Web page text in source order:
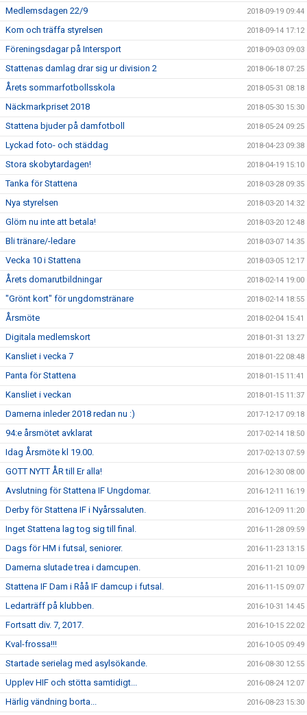
Medlemsdagen 22/9 2018-09-19 09:44
Kom och träffa styrelsen 2018-09-14 17:12
Föreningsdagar på Intersport 2018-09-03 09:03
Stattenas damlag drar sig ur division 2 2018-06-18 07:25
Årets sommarfotbollsskola 2018-05-31 08:18
Näckmarkpriset 2018 2018-05-30 15:30
Stattena bjuder på damfotboll 2018-05-24 09:25
Lyckad foto- och städdag 2018-04-23 09:38
Stora skobytardagen! 2018-04-19 15:10
Tanka för Stattena 2018-03-28 09:35
Nya styrelsen 2018-03-20 14:32
Glöm nu inte att betala! 2018-03-20 12:48
Bli tränare/-ledare 2018-03-07 14:35
Vecka 10 i Stattena 2018-03-05 12:17
Årets domarutbildningar 2018-02-14 19:00
"Grönt kort" för ungdomstränare 2018-02-14 18:55
Årsmöte 2018-02-04 15:41
Digitala medlemskort 2018-01-31 13:27
Kansliet i vecka 7 2018-01-22 08:48
Panta för Stattena 2018-01-15 11:41
Kansliet i veckan 2018-01-15 11:37
Damerna inleder 2018 redan nu :) 2017-12-17 09:18
94:e årsmötet avklarat 2017-02-14 18:50
Idag Årsmöte kl 19.00. 2017-02-13 07:59
GOTT NYTT ÅR till Er alla! 2016-12-30 08:00
Avslutning för Stattena IF Ungdomar. 2016-12-11 16:19
Derby för Stattena IF i Nyårssaluten. 2016-12-09 11:20
Inget Stattena lag tog sig till final. 2016-11-28 09:59
Dags för HM i futsal, seniorer. 2016-11-23 13:15
Damerna slutade trea i damcupen. 2016-11-21 10:09
Stattena IF Dam i Råå IF damcup i futsal. 2016-11-15 09:07
Ledarträff på klubben. 2016-10-31 14:45
Fortsatt div. 7, 2017. 2016-10-15 22:02
Kval-frossa!!! 2016-10-05 09:49
Startade serielag med asylsökande. 2016-08-30 12:55
Upplev HIF och stötta samtidigt... 2016-08-24 12:07
Härlig vändning borta... 2016-08-23 15:30